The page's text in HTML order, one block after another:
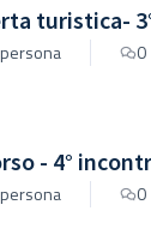
turistica-
0
- 4°
0